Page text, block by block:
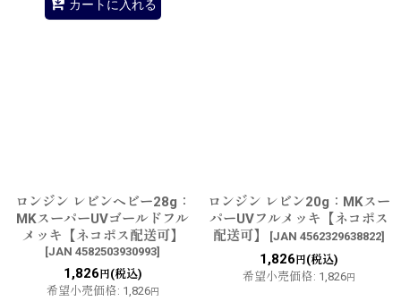
カートに入れる
ロンジン レビンヘビー28g：
MKスーパーUVゴールドフル
メッキ【ネコポス配送可】
[JAN 4582503930993]
1,826 円(税込)
希望小売価格: 1,826円
ロンジン レビン20g：MKスー
パーUVフルメッキ【ネコポス
配送可】
[JAN 4562329638822]
1,826 円(税込)
希望小売価格: 1,826円